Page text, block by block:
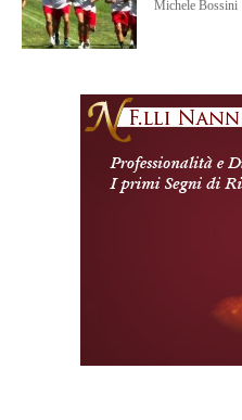
Michele Bossini